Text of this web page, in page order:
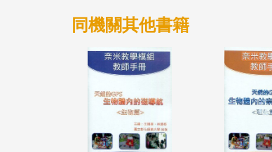
同機關其他書籍